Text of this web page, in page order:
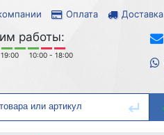
Оплата Доставка
работы:
10:00 - 18:00